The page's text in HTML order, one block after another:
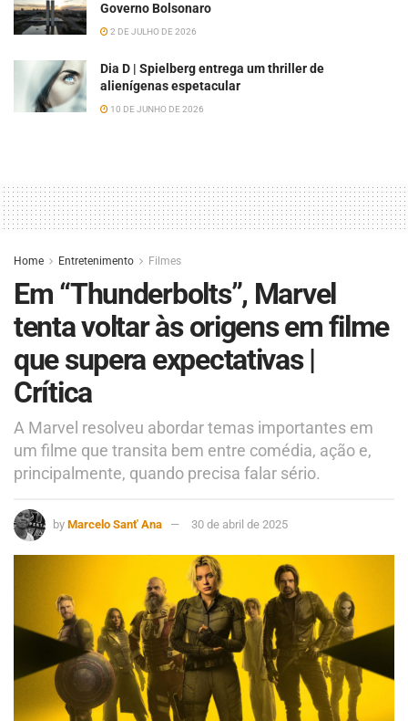
Governo Bolsonaro
2 DE JULHO DE 2026
Dia D | Spielberg entrega um thriller de
alienígenas espetacular
10 DE JUNHO DE 2026
Home Entretenimento Filmes
Em “Thunderbolts”, Marvel
tenta voltar às origens em filme
que supera expectativas |
Crítica
A Marvel resolveu abordar temas importantes em
um filme que transita bem entre comédia, ação e,
principalmente, quando precisa falar sério.
by Marcelo Sant' Ana 30 de abril de 2025